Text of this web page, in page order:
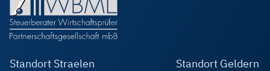
Standort Straelen Standort Geldern